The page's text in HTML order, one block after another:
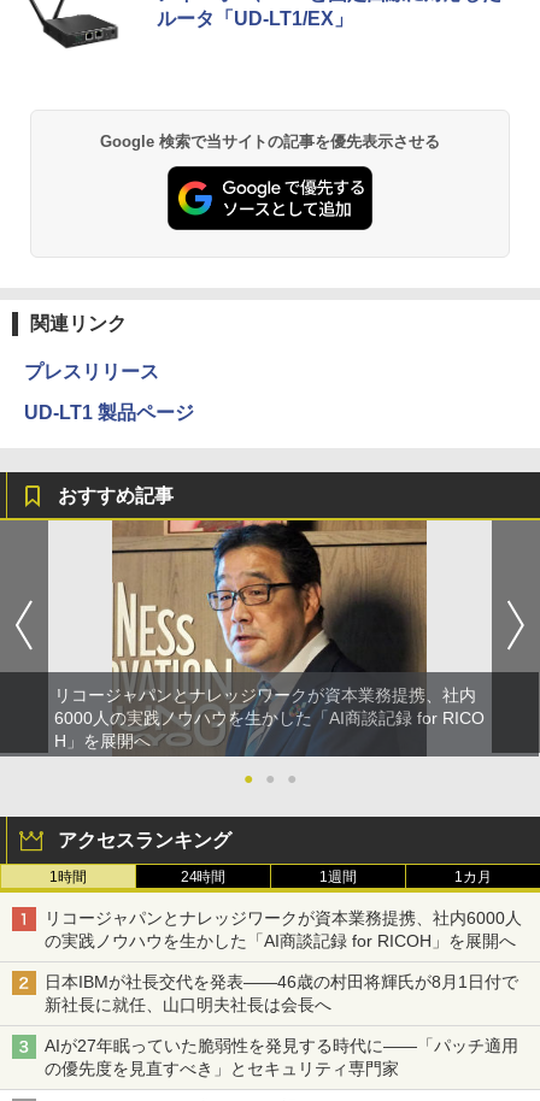
ルータ「UD-LT1/EX」
Google 検索で当サイトの記事を優先表示させる
関連リンク
プレスリリース
UD-LT1 製品ページ
おすすめ記事
リコージャパンとナレッジワークが資本業務提携、社内
6000人の実践ノウハウを生かした「AI商談記録 for RICO
H」を展開へ
●
● ●
アクセスランキング
1時間 24時間 1週間 1カ月
リコージャパンとナレッジワークが資本業務提携、社内6000人
の実践ノウハウを生かした「AI商談記録 for RICOH」を展開へ
日本IBMが社長交代を発表――46歳の村田将輝氏が8月1日付で
新社長に就任、山口明夫社長は会長へ
AIが27年眠っていた脆弱性を発見する時代に――「パッチ適用
の優先度を見直すべき」とセキュリティ専門家